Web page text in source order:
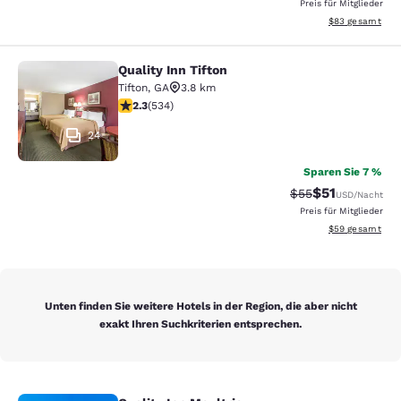
Preis für Mitglieder
Geschätzte
$83 gesamt
Quality Inn Tifton
24
Quality Inn Tifton
Tifton, GA
3.8 km
2.33-Sterne-Bewertung. Mittelmäßig. 534
2.3(534)
Sparen Sie 7 %
$55Vergünstigter
$51USD/Nacht
Preis für Mitglieder
Geschätzte
$59 gesamt
Unten finden Sie weitere Hotels in der Region, die aber nicht
exakt Ihren Suchkriterien entsprechen.